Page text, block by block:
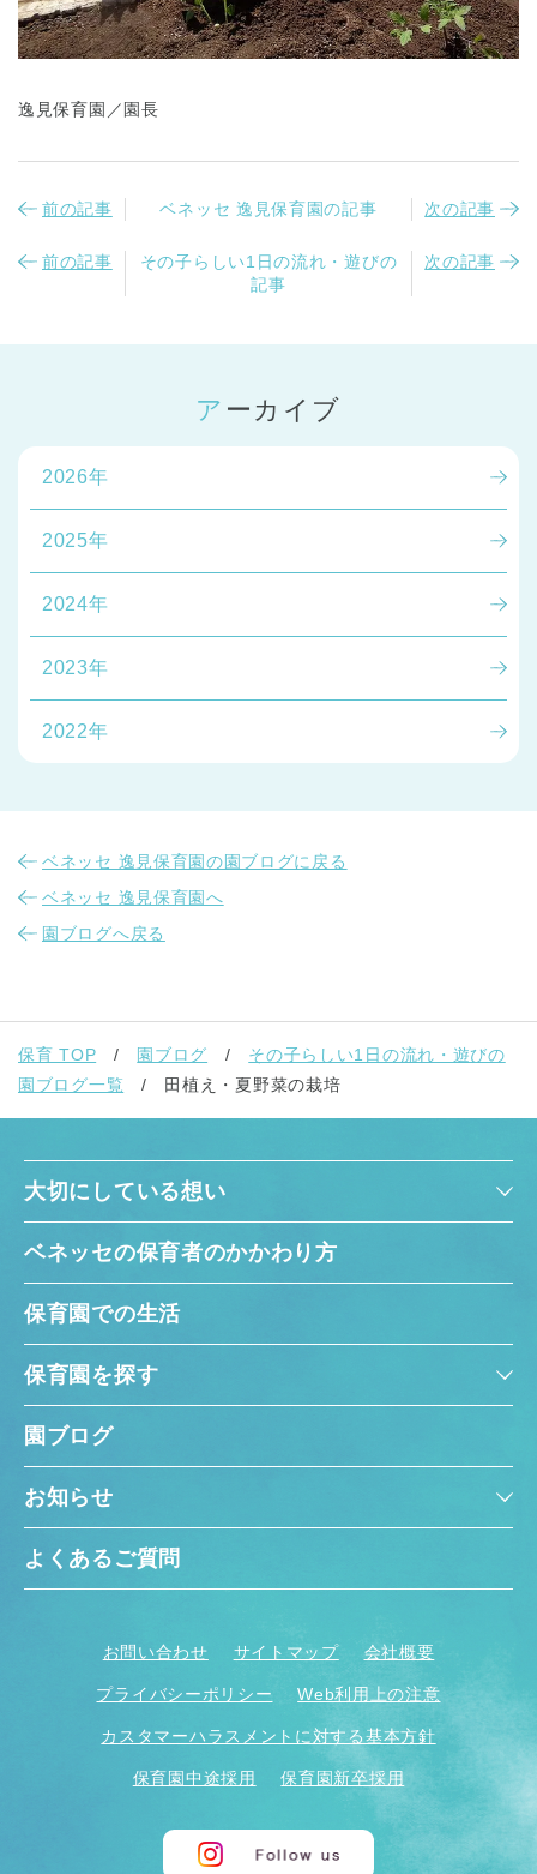
埼玉県 埼玉県 全域
逸見保育園／園長
前の記事 ベネッセ 逸見保育園の記事 次の記事
前の記事
その子らしい1日の流れ・遊びの
記事
次の記事
アーカイブ
2026年
2025年
2024年
2023年
2022年
ベネッセ 逸見保育園の園ブログに戻る
ベネッセ 逸見保育園へ
園ブログへ戻る
保育 TOP 園ブログ
その子らしい1日の流れ・遊びの
園ブログ一覧
田植え・夏野菜の栽培
大切にしている想い
ベネッセの保育者のかかわり方
保育園での生活
保育園を探す
園ブログ
お知らせ
よくあるご質問
お問い合わせ サイトマップ 会社概要
プライバシーポリシー Web利用上の注意
カスタマーハラスメントに対する基本方針
保育園中途採用 保育園新卒採用